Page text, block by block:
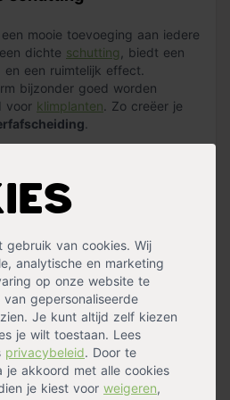
gebruik van cookies. Wij
analytische en marketing
op onze website te
gepersonaliseerde
Je kunt altijd zelf kiezen
je wilt toestaan. Lees
privacybeleid. Door te
je akkoord met alle cookies
je kiest voor weigeren,
mooie toevoeging aan iedere
dichte schutting
, biedt een
een ruimtelijk effect.
bijzonder goed worden
voor klimplanten . Zo creëer je
van gladgeschaafd, groen
hebben een afmeting
is RVS geschroefd
en
Daarnaast verkopen wij dit
Het scherm is zowel
plaatsen.
meer »
door deze aan hardhouten